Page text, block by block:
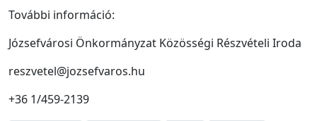
További információ:
Józsefvárosi Önkormányzat Közösségi Részvételi Iroda
reszvetel@jozsefvaros.hu
+36 1/459-2139